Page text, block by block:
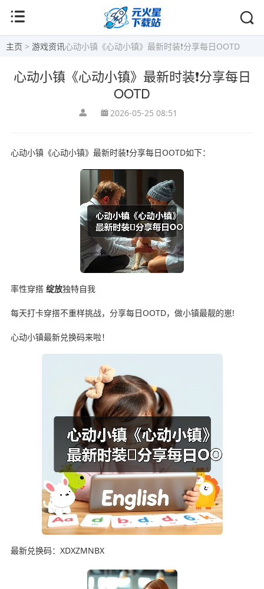
主页 > 游戏资讯心动小镇《心动小镇》最新时装❗分享每日OOTD
心动小镇《心动小镇》最新时装❗分享每日
OOTD
2026-05-25 08:51
心动小镇《心动小镇》最新时装❗分享每日OOTD如下：
率性穿搭 绽放独特自我
每天打卡穿搭不重样挑战，分享每日OOTD，做小镇最靓的崽!
心动小镇最新兑换码来啦！
最新兑换码：XDXZMNBX